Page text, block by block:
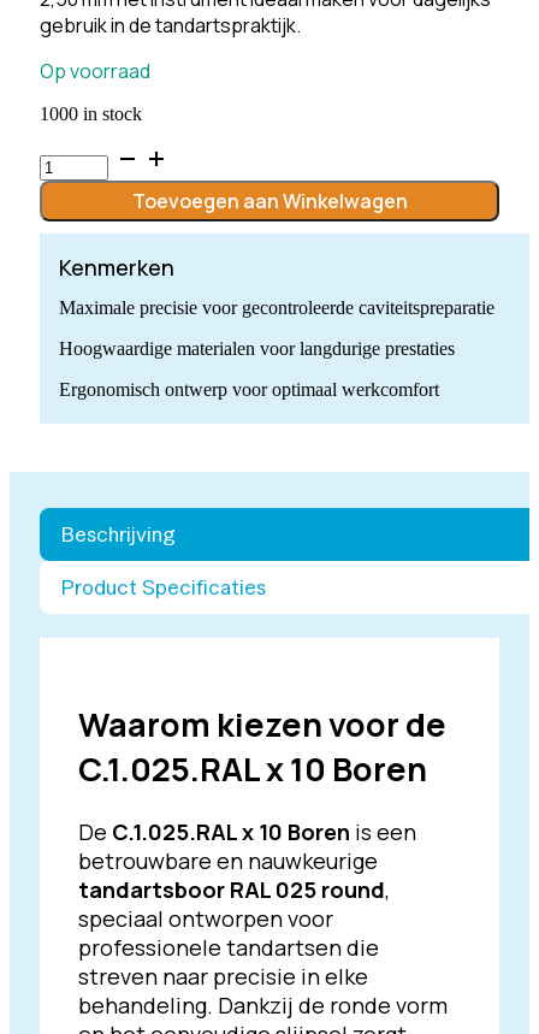
gebruik in de tandartspraktijk.
Op voorraad
1000 in stock
C.1.025.RAL
x
Boren
quantity
Toevoegen aan Winkelwagen
Kenmerken
Maximale precisie voor gecontroleerde caviteitspreparatie
Hoogwaardige materialen voor langdurige prestaties
Ergonomisch ontwerp voor optimaal werkcomfort
Beschrijving
Product Specificaties
Waarom kiezen voor de
C.1.025.RAL x 10 Boren
De C.1.025.RAL x 10 Boren is een
betrouwbare en nauwkeurige
tandartsboor RAL 025 round,
speciaal ontworpen voor
professionele tandartsen die
streven naar precisie in elke
behandeling. Dankzij de ronde vorm